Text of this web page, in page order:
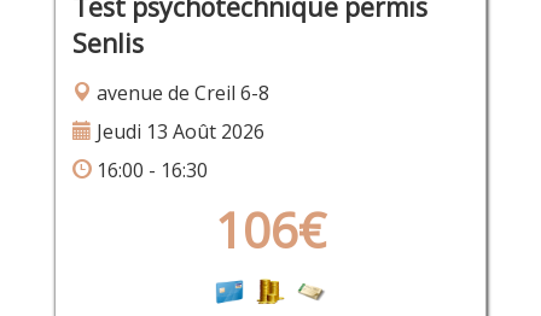
Test psychotechnique permis
Senlis
avenue de Creil 6-8
Jeudi 13 Août 2026
16:00 - 16:30
106€